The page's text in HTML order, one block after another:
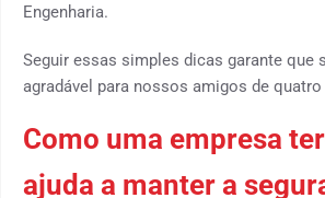
Engenharia.
Seguir essas simples dicas garante que
agradável para nossos amigos de quatro
Como uma empresa
ajuda a manter a